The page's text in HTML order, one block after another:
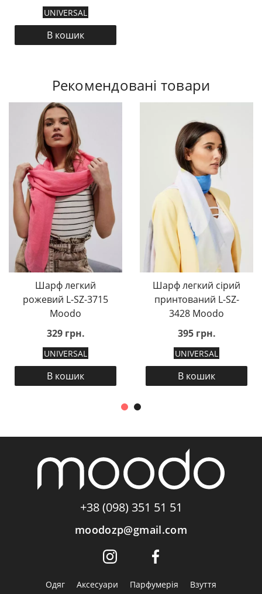
UNIVERSAL
В кошик
Рекомендовані товари
Шарф легкий
рожевий L-SZ-3715
Moodo
329 грн.
UNIVERSAL
В кошик
Шарф легкий сірий
принтований L-SZ-
3428 Moodo
395 грн.
UNIVERSAL
В кошик
+38 (098) 351 51 51
moodozp@gmail.com
Одяг Аксесуари Парфумерія Взуття